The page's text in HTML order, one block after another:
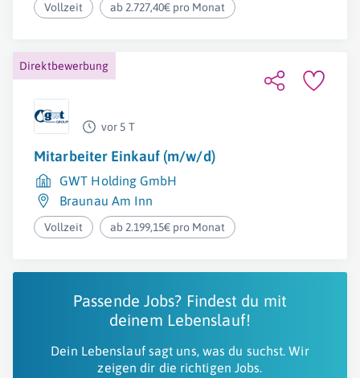
Vollzeit ab 2.727,40€ pro Monat
Direktbewerbung
vor 5 T
Mitarbeiter Einkauf (m/w/d)
GWT Holding GmbH
Braunau Am Inn
Vollzeit ab 2.199,15€ pro Monat
Passende Jobs? Findest du mit
deinem Lebenslauf!
Dein Lebenslauf sagt uns, was du suchst. Wir
zeigen dir die richtigen Jobs.